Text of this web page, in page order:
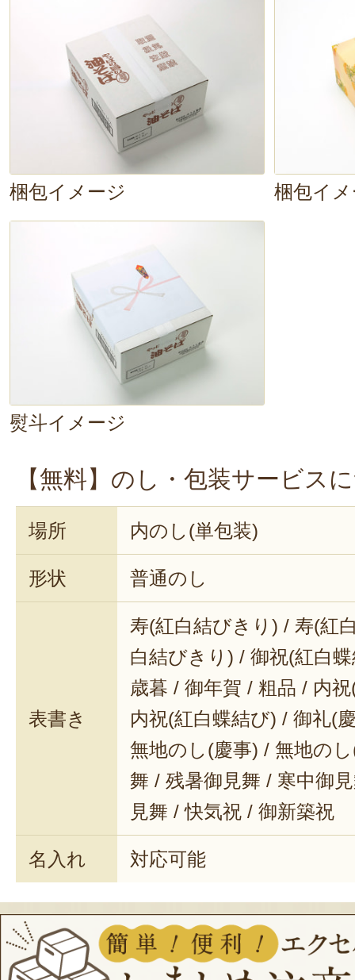
香ばしいにんにくの香り
ではいただきます～！
ガツンとパ
ゆベースのタレがうまい！
モチモ
ます。濃厚な味わいのタレですが、
かりと感じられますね。
続いて、 生卵をトッピング
してみ
味変、いいですね！
が、ラー油だと辛みとコクが増し
とした風味でいただけます。
試してみてください！
梱包イメージ 梱包イ
熨斗イメージ
【無料】のし・包装サービス
場所 内のし(単包装)
形状 普通のし
表書き
寿(紅白結びきり) / 寿(紅
白結びきり) / 御祝(紅白
歳暮 / 御年賀 / 粗品 / 内
内祝(紅白蝶結び) / 御礼(
無地のし(慶事) / 無地の
舞 / 残暑御見舞 / 寒中御
見舞 / 快気祝 / 御新築祝
名入れ 対応可能